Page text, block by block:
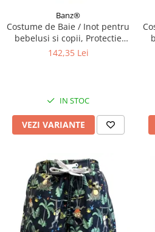
Banz®
Costume de Baie / Inot pentru
bebelusi si copii, Protectie
Soare UPF50+, Mint Floral,
142,35 Lei
IN STOC
VEZI VARIANTE